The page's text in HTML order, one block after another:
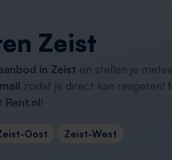
Zeist
in Zeist en stellen je
zodat je direct kan reageren!
Rent.nl!
Oost Zeist-West